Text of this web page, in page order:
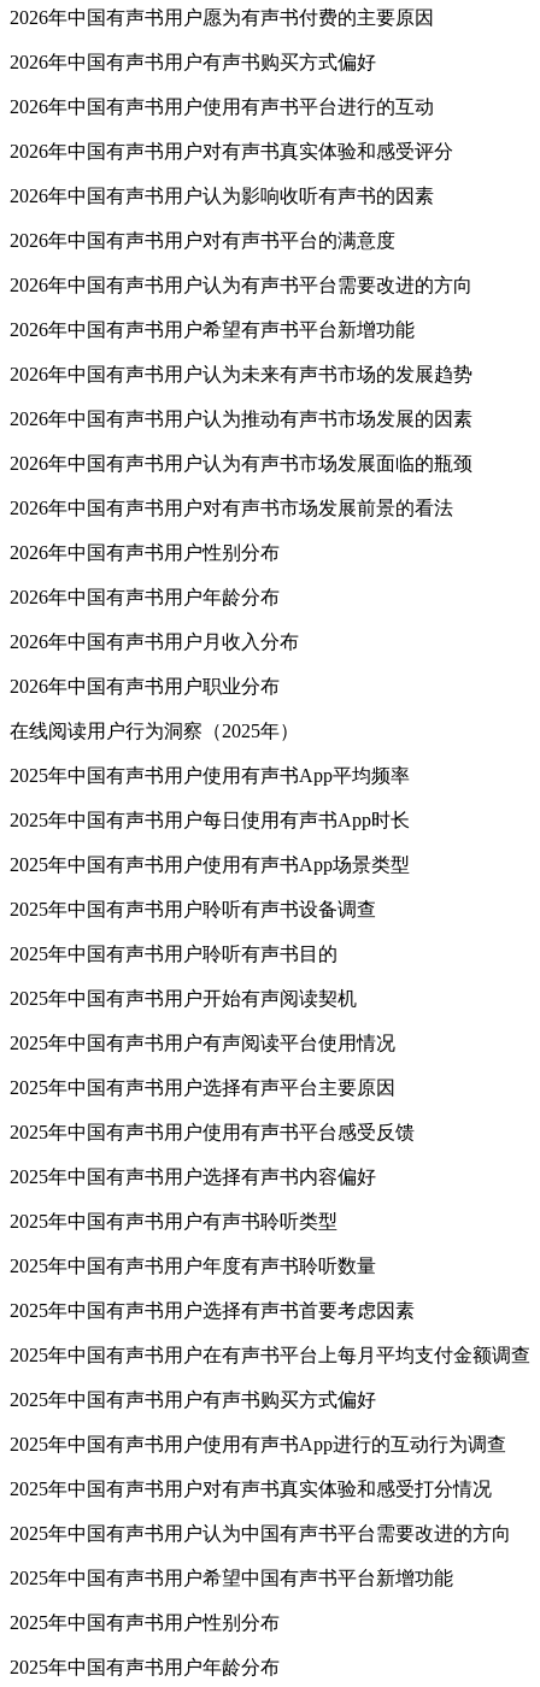
2026年中国有声书用户愿为有声书付费的主要原因
2026年中国有声书用户有声书购买方式偏好
2026年中国有声书用户使用有声书平台进行的互动
2026年中国有声书用户对有声书真实体验和感受评分
2026年中国有声书用户认为影响收听有声书的因素
2026年中国有声书用户对有声书平台的满意度
2026年中国有声书用户认为有声书平台需要改进的方向
2026年中国有声书用户希望有声书平台新增功能
2026年中国有声书用户认为未来有声书市场的发展趋势
2026年中国有声书用户认为推动有声书市场发展的因素
2026年中国有声书用户认为有声书市场发展面临的瓶颈
2026年中国有声书用户对有声书市场发展前景的看法
2026年中国有声书用户性别分布
2026年中国有声书用户年龄分布
2026年中国有声书用户月收入分布
2026年中国有声书用户职业分布
在线阅读用户行为洞察（2025年）
2025年中国有声书用户使用有声书App平均频率
2025年中国有声书用户每日使用有声书App时长
2025年中国有声书用户使用有声书App场景类型
2025年中国有声书用户聆听有声书设备调查
2025年中国有声书用户聆听有声书目的
2025年中国有声书用户开始有声阅读契机
2025年中国有声书用户有声阅读平台使用情况
2025年中国有声书用户选择有声平台主要原因
2025年中国有声书用户使用有声书平台感受反馈
2025年中国有声书用户选择有声书内容偏好
2025年中国有声书用户有声书聆听类型
2025年中国有声书用户年度有声书聆听数量
2025年中国有声书用户选择有声书首要考虑因素
2025年中国有声书用户在有声书平台上每月平均支付金额调查
2025年中国有声书用户有声书购买方式偏好
2025年中国有声书用户使用有声书App进行的互动行为调查
2025年中国有声书用户对有声书真实体验和感受打分情况
2025年中国有声书用户认为中国有声书平台需要改进的方向
2025年中国有声书用户希望中国有声书平台新增功能
2025年中国有声书用户性别分布
2025年中国有声书用户年龄分布